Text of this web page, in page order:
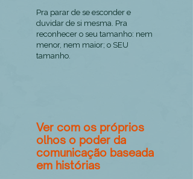
Pra parar de se esconder e
duvidar de si mesma. Pra
reconhecer o seu tamanho: nem
menor, nem maior; o SEU
tamanho.
Ver com os próprios
olhos o poder da
comunicação baseada
em histórias